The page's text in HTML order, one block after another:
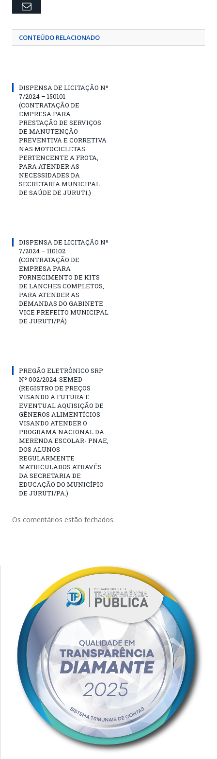
Email
CONTEÚDO RELACIONADO
DISPENSA DE LICITAÇÃO Nº
7/2024 – 150101
(CONTRATAÇÃO DE
EMPRESA PARA
PRESTAÇÃO DE SERVIÇOS
DE MANUTENÇÃO
PREVENTIVA E CORRETIVA
NAS MOTOCICLETAS
PERTENCENTE A FROTA,
PARA ATENDER AS
NECESSIDADES DA
SECRETARIA MUNICIPAL
DE SAÚDE DE JURUTI.)
DISPENSA DE LICITAÇÃO Nº
7/2024 – 110102
(CONTRATAÇÃO DE
EMPRESA PARA
FORNECIMENTO DE KITS
DE LANCHES COMPLETOS,
PARA ATENDER AS
DEMANDAS DO GABINETE
VICE PREFEITO MUNICIPAL
DE JURUTI/PÁ)
PREGÃO ELETRÔNICO SRP
Nº 002/2024-SEMED
(REGISTRO DE PREÇOS
VISANDO A FUTURA E
EVENTUAL AQUISIÇÃO DE
GÊNEROS ALIMENTÍCIOS
VISANDO ATENDER O
PROGRAMA NACIONAL DA
MERENDA ESCOLAR- PNAE,
DOS ALUNOS
REGULARMENTE
MATRICULADOS ATRAVÉS
DA SECRETARIA DE
EDUCAÇÃO DO MUNICÍPIO
DE JURUTI/PA.)
Os comentários estão fechados.